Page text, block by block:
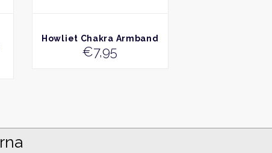
BEKIJK
Howliet Chakra Armband
€7,95